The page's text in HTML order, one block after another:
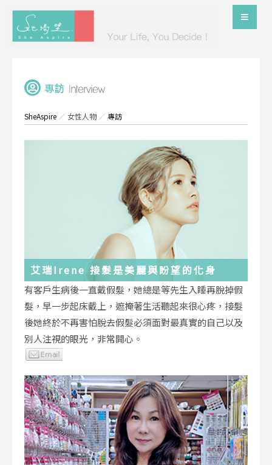
SheAspire ／ 女性人物／專訪
艾瑞Irene 接髮是美麗與盼望的化身
有客戶生病後一直戴假髮，她總是等先生入睡再脫掉假
髮，早一步起床戴上，遮掩著生活聽起來很心疼，接髮
後她終於不再害怕脫去假髮必須面對最真實的自己以及
別人注視的眼光，非常開心。